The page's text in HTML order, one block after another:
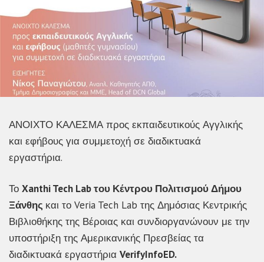
ΑΝΟΙΧΤΟ ΚΑΛΕΣΜΑ προς εκπαιδευτικούς Αγγλικής
και εφήβους για συμμετοχή σε διαδικτυακά
εργαστήρια.
Το Xanthi Tech Lab του Κέντρου Πολιτισμού Δήμου
Ξάνθης και το Veria Tech Lab της Δημόσιας Κεντρικής
Βιβλιοθήκης της Βέροιας και συνδιοργανώνουν με την
υποστήριξη της Αμερικανικής Πρεσβείας τα
διαδικτυακά εργαστήρια VerifyInfoED.